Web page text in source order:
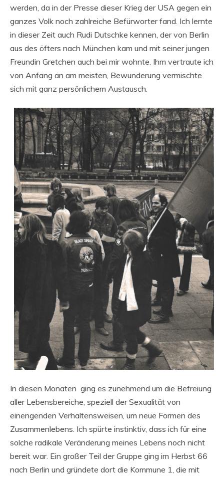
werden, da in der Presse dieser Krieg der USA gegen ein
ganzes Volk noch zahlreiche Befürworter fand. Ich lernte
in dieser Zeit auch Rudi Dutschke kennen, der von Berlin
aus des öfters nach München kam und mit seiner jungen
Freundin Gretchen auch bei mir wohnte. Ihm vertraute ich
von Anfang an am meisten, Bewunderung vermischte
sich mit ganz persönlichem Austausch.
In diesen Monaten ging es zunehmend um die Befreiung
aller Lebensbereiche, speziell der Sexualität von
einengenden Verhaltensweisen, um neue Formen des
Zusammenlebens. Ich spürte instinktiv, dass ich für eine
solche radikale Veränderung meines Lebens noch nicht
bereit war. Ein großer Teil der Gruppe ging im Herbst 66
nach Berlin und gründete dort die Kommune 1, die mit